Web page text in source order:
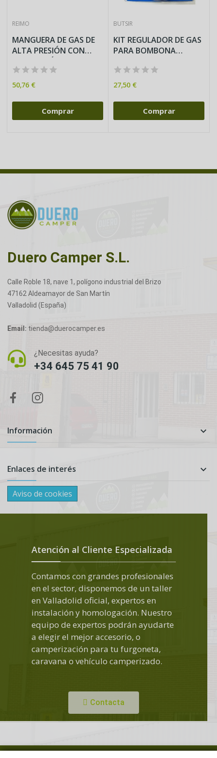
REIMO
MANGUERA DE GAS DE
ALTA PRESIÓN CON
50,76 €
Comprar
BUTSIR
KIT REGULADOR DE GAS
PARA BOMBONA
27,50 €
Comprar
Duero Camper S.L.
Calle Roble 18, nave 1, polígono industrial del Brizo
47162 Aldeamayor de San Martín
Valladolid (España)
Email: tienda@duerocamper.es
¿Necesitas ayuda?
+34 645 75 41 90
Información 
Enlaces de interés 
Aviso de cookies
Atención al Cliente Especializada
Contamos con grandes profesionales
en el sector, disponemos de un taller
en Valladolid oficial, expertos en
instalación y homologación. Nuestro
equipo de expertos podrán ayudarte
a elegir el mejor accesorio, o
camperización para tu furgoneta,
caravana o vehículo camperizado.
Contacta